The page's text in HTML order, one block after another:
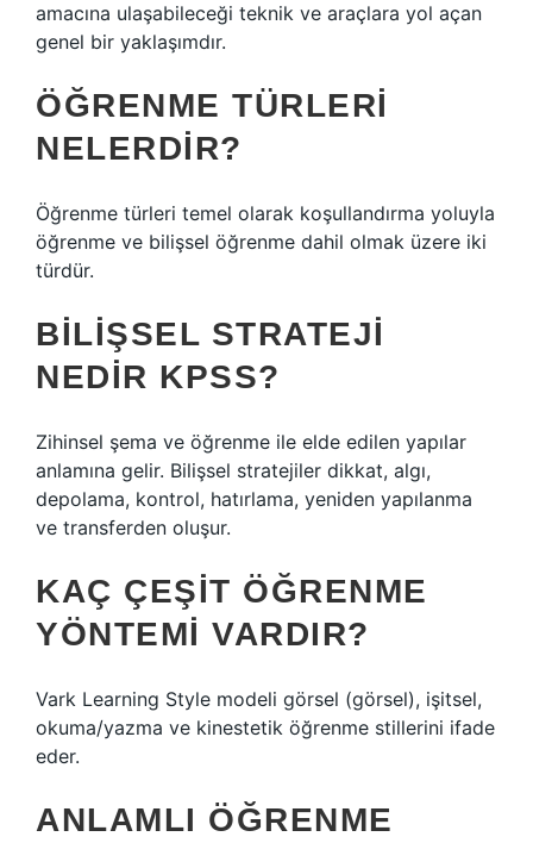
amacına ulaşabileceği teknik ve araçlara yol açan
genel bir yaklaşımdır.
ÖĞRENME TÜRLERI
NELERDIR?
Öğrenme türleri temel olarak koşullandırma yoluyla
öğrenme ve bilişsel öğrenme dahil olmak üzere iki
türdür.
BILIŞSEL STRATEJI
NEDIR KPSS?
Zihinsel şema ve öğrenme ile elde edilen yapılar
anlamına gelir. Bilişsel stratejiler dikkat, algı,
depolama, kontrol, hatırlama, yeniden yapılanma
ve transferden oluşur.
KAÇ ÇEŞIT ÖĞRENME
YÖNTEMI VARDIR?
Vark Learning Style modeli görsel (görsel), işitsel,
okuma/yazma ve kinestetik öğrenme stillerini ifade
eder.
ANLAMLI ÖĞRENME